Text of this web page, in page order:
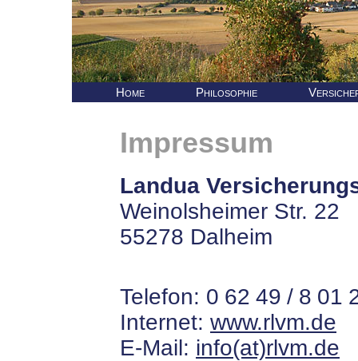
Home Philosophie
Impressum
Landua
Weinolsheimer Str. 22
55278 Dalheim
Telefon: 0 62 49 / 8 01
Internet: www.rlvm.de
E-Mail: info(at)rlvm.de